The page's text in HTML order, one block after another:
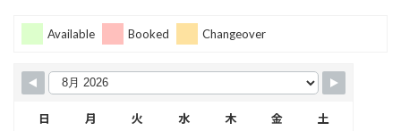
Available Booked Changeover
日 月 火 水 木 金 土